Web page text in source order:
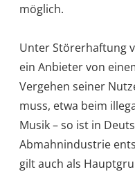
möglich.
Unter Störerhaftung
ein Anbieter von
Vergehen seiner
muss, etwa beim
Musik – so ist in
Abmahnindustrie
gilt auch als